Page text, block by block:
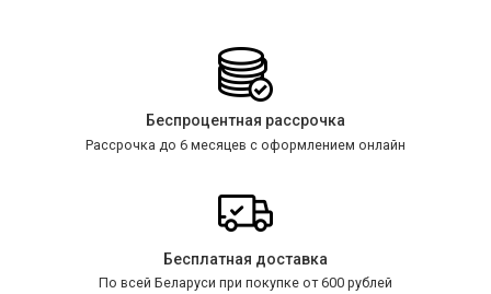
Беспроцентная рассрочка
Рассрочка до 6 месяцев с оформлением онлайн
Бесплатная доставка
По всей Беларуси при покупке от 600 рублей